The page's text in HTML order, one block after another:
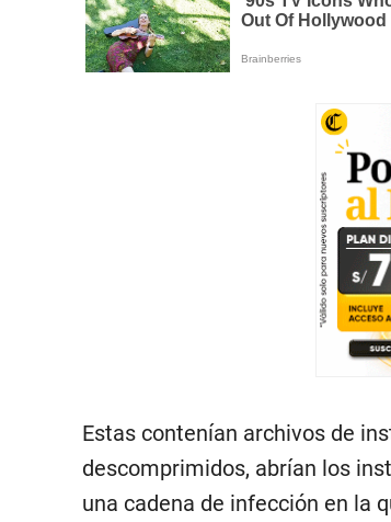
Estas contenían archivos de
descomprimidos, abrían los
una cadena de infección en la